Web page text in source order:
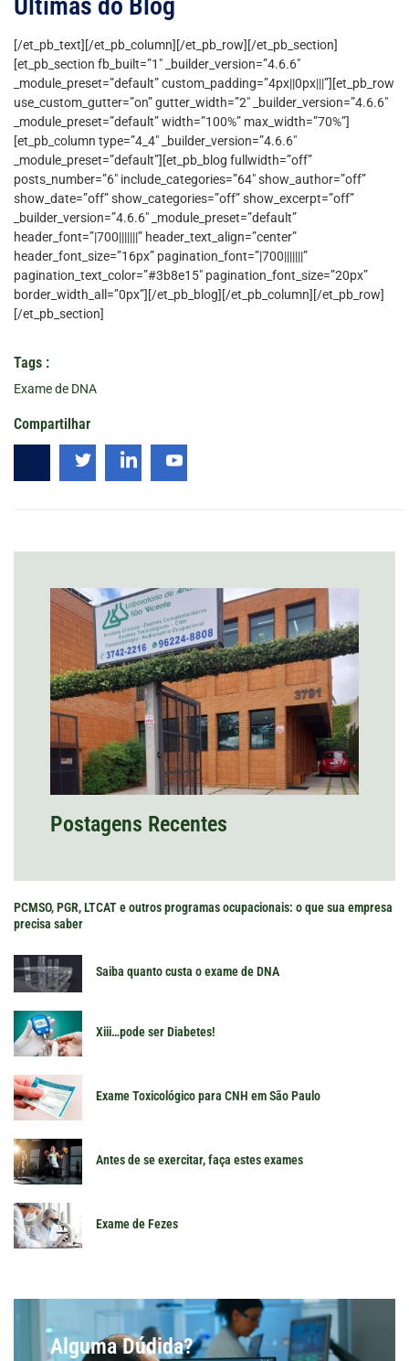
Postagens Recentes
PCMSO, PGR, LTCAT e outros programas ocupacionais: o que sua empresa
precisa saber
Saiba quanto custa o exame de DNA
Xiii…pode ser Diabetes!
Exame Toxicológico para CNH em São Paulo
Antes de se exercitar, faça estes exames
Exame de Fezes
Alguma Dúdida?
Últimas do Blog
[/et_pb_text][/et_pb_column][/et_pb_row][/et_pb_section]
[et_pb_section fb_built=”1″ _builder_version=”4.6.6″
_module_preset=”default” custom_padding=”4px||0px|||”][et_pb_row
use_custom_gutter=”on” gutter_width=”2″ _builder_version=”4.6.6″
_module_preset=”default” width=”100%” max_width=”70%”]
[et_pb_column type=”4_4″ _builder_version=”4.6.6″
_module_preset=”default”][et_pb_blog fullwidth=”off”
posts_number=”6″ include_categories=”64″ show_author=”off”
show_date=”off” show_categories=”off” show_excerpt=”off”
_builder_version=”4.6.6″ _module_preset=”default”
header_font=”|700|||||||” header_text_align=”center”
header_font_size=”16px” pagination_font=”|700|||||||”
pagination_text_color=”#3b8e15″ pagination_font_size=”20px”
border_width_all=”0px”][/et_pb_blog][/et_pb_column][/et_pb_row]
[/et_pb_section]
Tags :
Exame de DNA
Compartilhar